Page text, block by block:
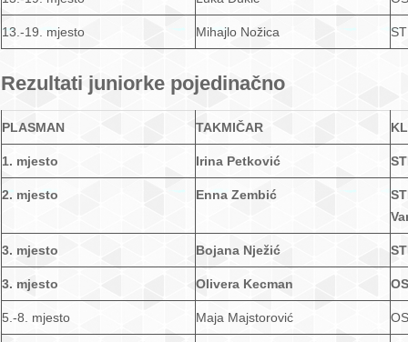
13.-19. mjesto Mihajlo Nožica
Rezultati juniorke pojedinačno
PLASMAN TAKMIČAR
1. mjesto Irina Petković
2. mjesto Enna Zembić
3. mjesto Bojana Nježić
3. mjesto Olivera Kecman
5.-8. mjesto Maja Majstorović